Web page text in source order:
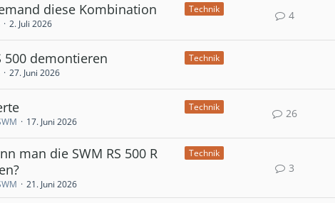
Technik
diese Kombination
2. Juli 2026
4
Technik
500 demontieren
27. Juni 2026
Technik
17. Juni 2026
26
Technik
man die SWM RS 500 R
21. Juni 2026
3